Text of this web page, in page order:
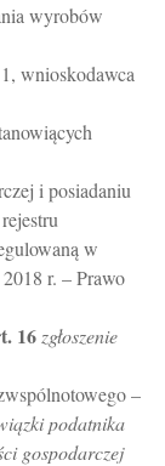
wyrobów
wnioskodawca
i posiadaniu
w
r. – Prawo
16 zgłoszenie
–
podatnika
gospodarczej